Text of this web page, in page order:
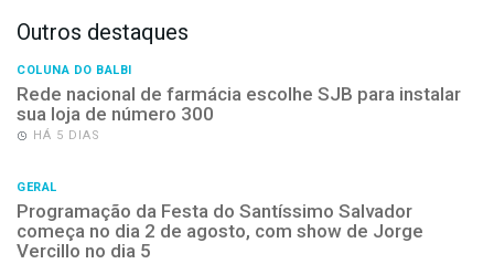
Outros destaques
COLUNA DO BALBI
Rede nacional de farmácia escolhe SJB para instalar
sua loja de número 300
HÁ 5 DIAS
GERAL
Programação da Festa do Santíssimo Salvador
começa no dia 2 de agosto, com show de Jorge
Vercillo no dia 5